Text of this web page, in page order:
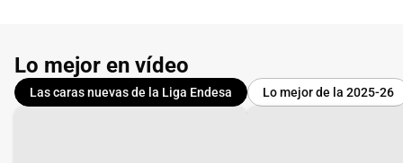
Lo mejor en vídeo
Las caras nuevas de la Liga Endesa Lo mejor de la 2025-26